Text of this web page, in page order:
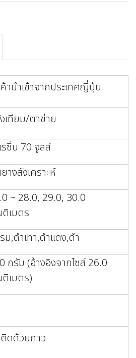
านำเข้าจากประเทศญี่ปุ่น
เทียม/ตาข่าย
รซิ่น 70 จูลส์
างสังเคราะห์
~ 28.0, 29.0, 30.0
ติเมตร
ม,ดำเทา,ดำแดง,ดำ
กรัม (อ้างอิงจากไซส์ 26.0
ติเมตร)
ดด้วยกาว